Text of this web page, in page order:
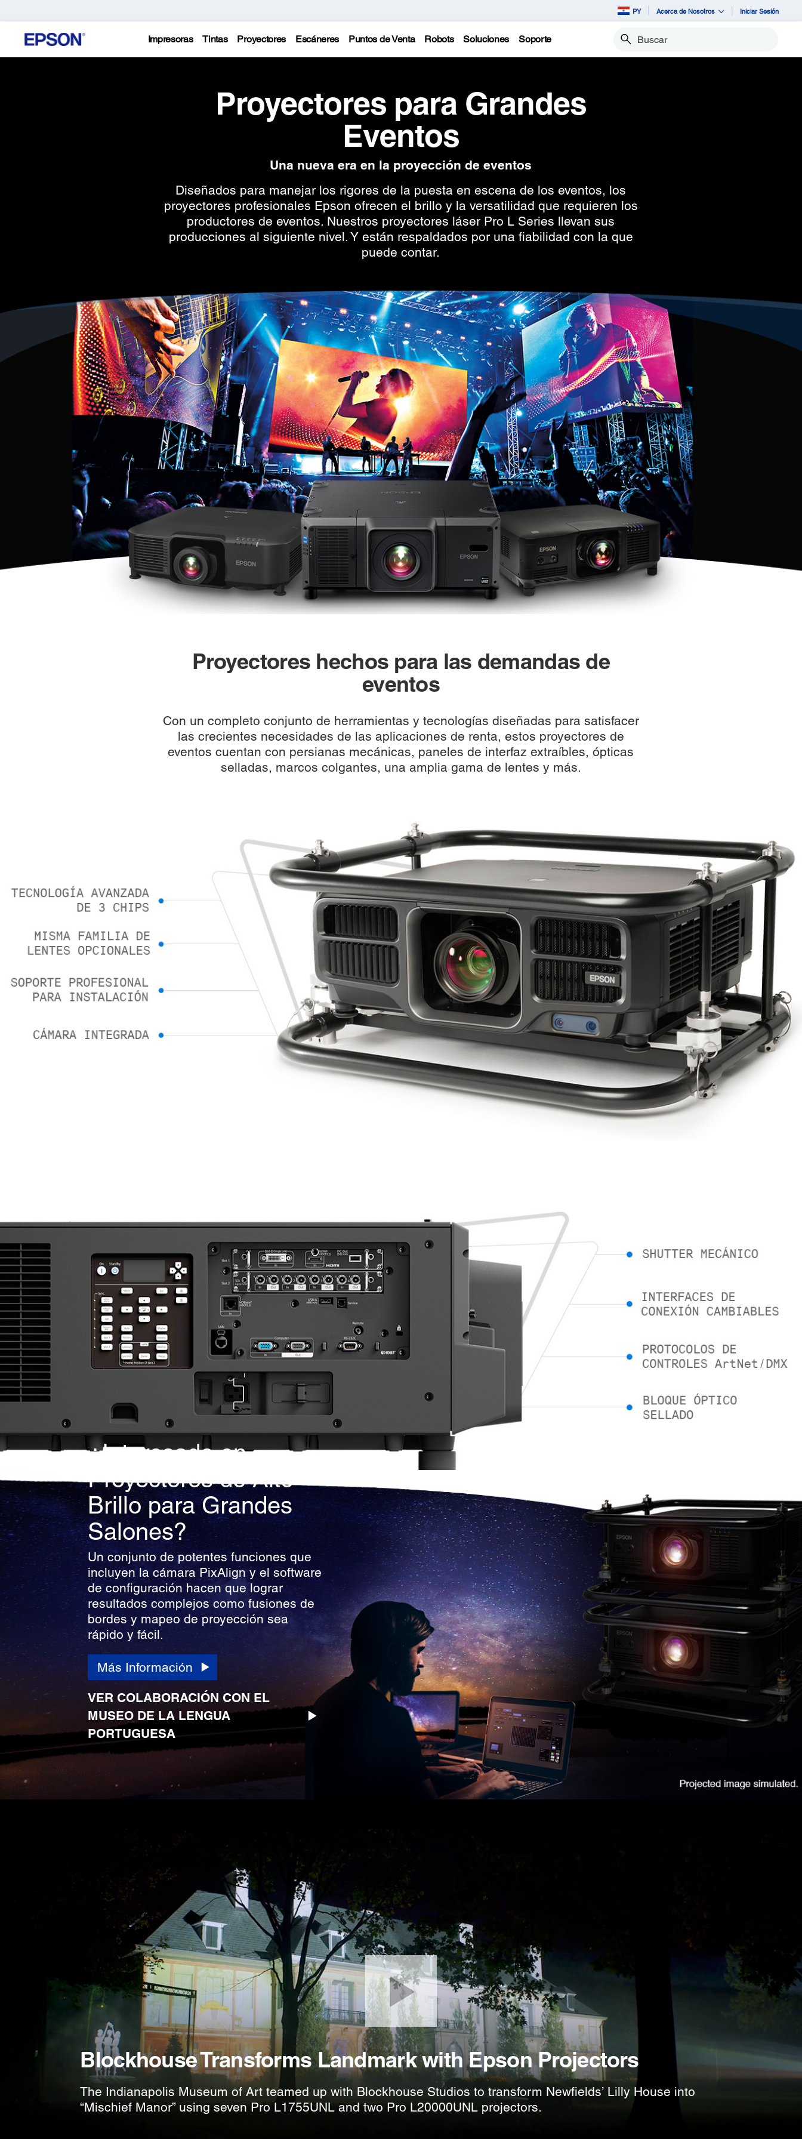
PY Acerca de Nosotros Iniciar Sesión
Impresoras Tintas Proyectores Escáneres Puntos de Venta Robots Soluciones Soporte Buscar
Proyectores para Grandes
Eventos
Una nueva era en la proyección de eventos
Diseñados para manejar los rigores de la puesta en escena de los eventos, los
proyectores profesionales Epson ofrecen el brillo y la versatilidad que requieren los
productores de eventos. Nuestros proyectores láser Pro L Series llevan sus
producciones al siguiente nivel. Y están respaldados por una fiabilidad con la que
puede contar.
Proyectores hechos para las demandas de
eventos
Con un completo conjunto de herramientas y tecnologías diseñadas para satisfacer
las crecientes necesidades de las aplicaciones de renta, estos proyectores de
eventos cuentan con persianas mecánicas, paneles de interfaz extraíbles, ópticas
selladas, marcos colgantes, una amplia gama de lentes y más.
¿Interesado en
Proyectores de Alto
Brillo para Grandes
Salones?
Un conjunto de potentes funciones que
incluyen la cámara PixAlign y el software
de configuración hacen que lograr
resultados complejos como fusiones de
bordes y mapeo de proyección sea
rápido y fácil.
Más Información
VER COLABORACIÓN CON EL
MUSEO DE LA LENGUA
PORTUGUESA
Blockhouse Transforms Landmark with Epson Projectors
The Indianapolis Museum of Art teamed up with Blockhouse Studios to transform Newfields’ Lilly House into
“Mischief Manor” using seven Pro L1755UNL and two Pro L20000UNL projectors.